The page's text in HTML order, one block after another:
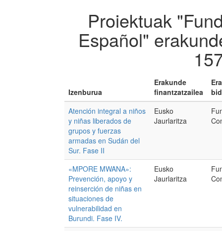
Proiektuak
Español"
Izenburua
Erakunde
finantzatzailea
Atención integral a niños
y niñas liberados de
grupos y fuerzas
armadas en Sudán del
Sur. Fase II
Eusko
Jaurlaritza
«MPORE MWANA»:
Prevención, apoyo y
reinserción de niñas en
situaciones de
vulnerabilidad en
Burundi. Fase IV.
Eusko
Jaurlaritza